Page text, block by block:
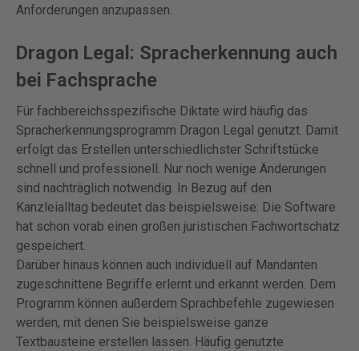
Anforderungen anzupassen.
Dragon Legal: Spracherkennung auch
bei Fachsprache
Für fachbereichsspezifische Diktate wird häufig das
Spracherkennungsprogramm Dragon Legal genutzt. Damit
erfolgt das Erstellen unterschiedlichster Schriftstücke
schnell und professionell. Nur noch wenige Änderungen
sind nachträglich notwendig. In Bezug auf den
Kanzleialltag bedeutet das beispielsweise: Die Software
hat schon vorab einen großen juristischen Fachwortschatz
gespeichert.
Darüber hinaus können auch individuell auf Mandanten
zugeschnittene Begriffe erlernt und erkannt werden. Dem
Programm können außerdem Sprachbefehle zugewiesen
werden, mit denen Sie beispielsweise ganze
Textbausteine erstellen lassen. Häufig genutzte